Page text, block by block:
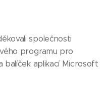
společnosti
programu pro
balíček aplikací Microsoft